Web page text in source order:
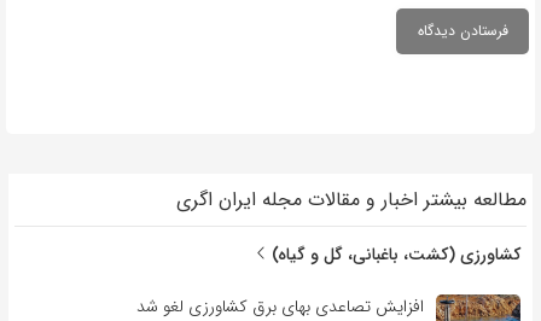
مطالعه بیشتر اخبار و مقالات مجله ایران اگری
کشاورزی (کشت، باغبانی، گل و گیاه)
افزایش تصاعدی بهای برق کشاورزی لغو شد